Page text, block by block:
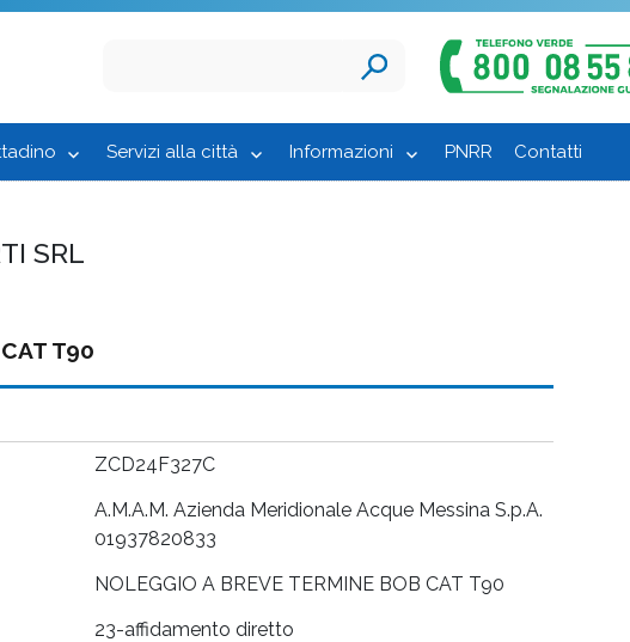
Servizi alla città Informazioni PNRR Contatti
SRL
T90
ZCD24F327C
A.M.A.M. Azienda Meridionale Acque Messina S.p.A.
01937820833
NOLEGGIO A BREVE TERMINE BOB CAT T90
23-affidamento diretto